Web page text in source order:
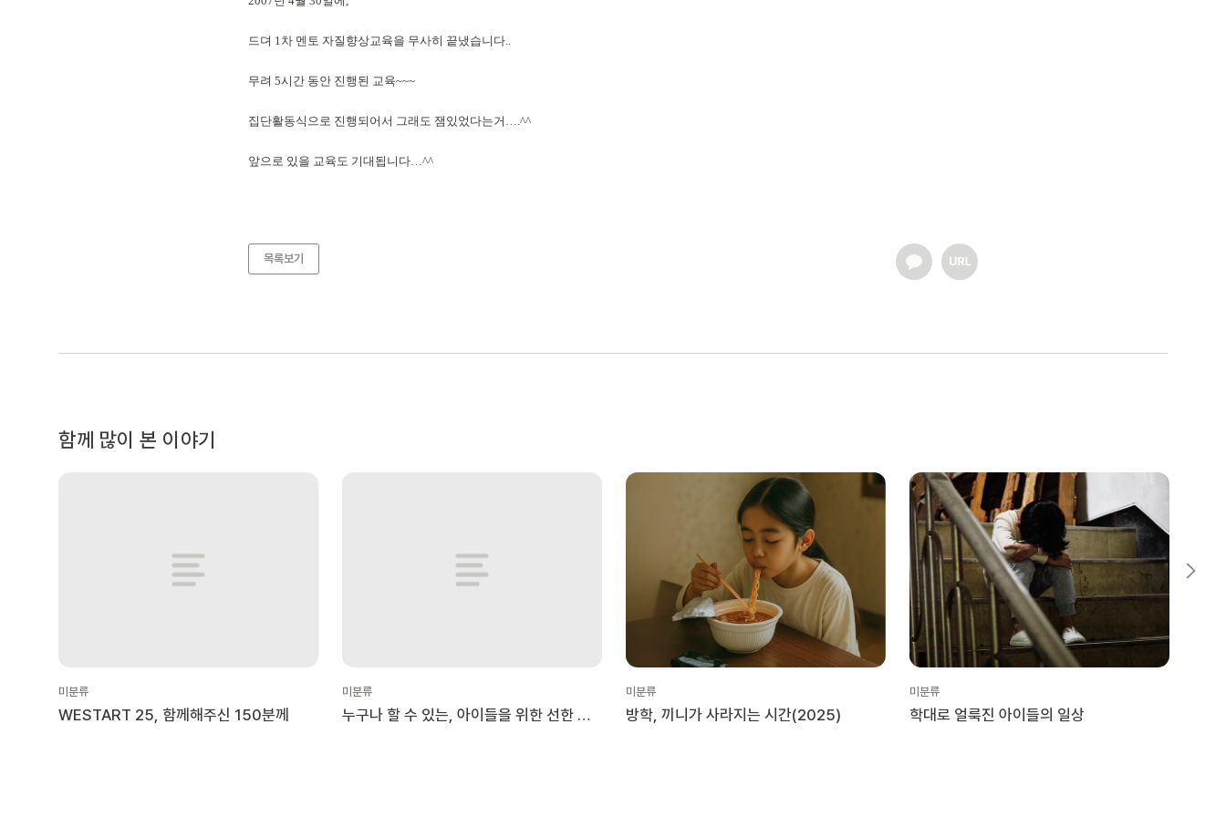
드뎌 1차 멘토 자질향상교육을 무사히 끝냈습니다..
무려 5시간 동안 진행된 교육~~~
집단활동식으로 진행되어서 그래도 잼있었다는거….^^
앞으로 있을 교육도 기대됩니다…^^
목록보기
함께 많이 본 이야기
미분류
WESTART 25, 함께해주신 150분께
미분류
누구나 할 수 있는, 아이들을 위한 선한 일
미분류
방학, 끼니가 사라지는 시간(2025)
미분류
학대로 얼룩진 아이들의 일상